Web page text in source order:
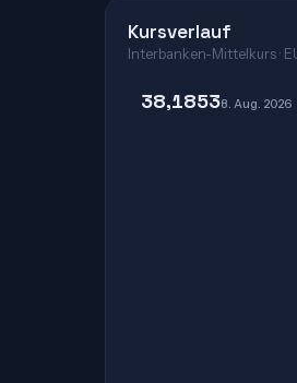
Kursverlauf
Interbanken-Mittelkurs ·
38,18538. Aug. 2026